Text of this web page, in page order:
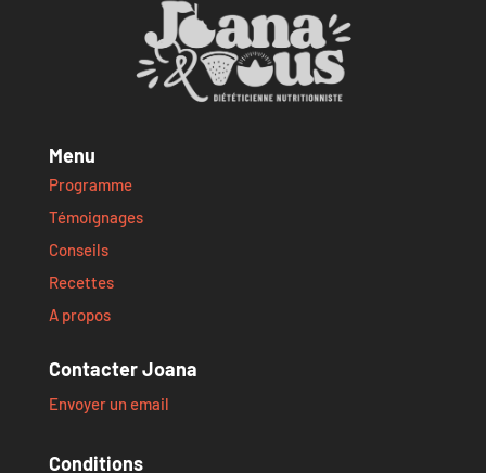
Menu
Programme
Témoignages
Conseils
Recettes
A propos
Contacter Joana
Envoyer un email
Conditions